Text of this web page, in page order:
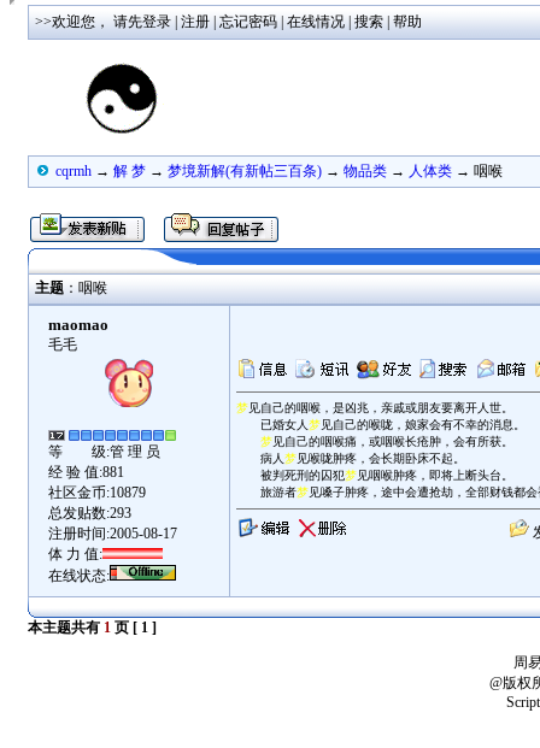
>>欢迎您， 请先登录| 注册| 忘记密码| 在线情况| 搜索| 帮助
cqrmh→ 解 梦→ 梦境新解(有新帖三百条)→ 物品类→ 人体类→ 咽喉
主题：咽喉
maomao
毛毛
等 级:管 理 员
经 验 值:881
社区金币:10879
总发贴数:293
注册时间:2005-08-17
体 力 值:
在线状态:
梦见自己的咽喉，是凶兆，亲戚或朋友要离开人世。
已婚女人 梦见自己的喉咙，娘家会有不幸的消息。
梦见自己的咽喉痛，或咽喉长疮肿，会有所获。
病人 梦见喉咙肿疼，会长期卧床不起。
被判死刑的囚犯梦见咽喉肿疼，即将上断头台。
旅游者梦见嗓子肿疼，途中会遭抢劫，全部财钱都会
本主题共有 1页 [ 1 ]
周
@版权